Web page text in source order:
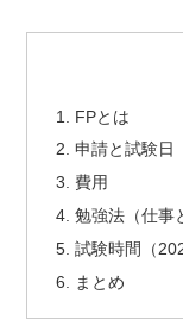
FPとは
申請と試験日
費用
勉強法（仕事
試験時間（
まとめ